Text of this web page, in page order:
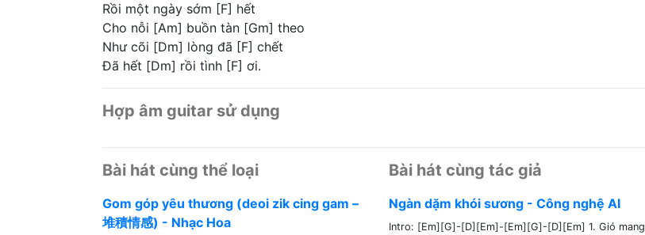
Rồi một ngày sớm [F] hết
Cho nỗi [Am] buồn tàn [Gm] theo
Như cõi [Dm] lòng đã [F] chết
Đã hết [Dm] rồi tình [F] ơi.
Hợp âm guitar sử dụng
Bài hát cùng thể loại
Gom góp yêu thương (deoi zik cing gam –
堆積情感) - Nhạc Hoa
Bài hát cùng tác giả
Ngàn dặm khói sương - Công nghệ AI
Intro: [Em][G]-[D][Em]-[Em][G]-[D][Em] 1. Gió mang